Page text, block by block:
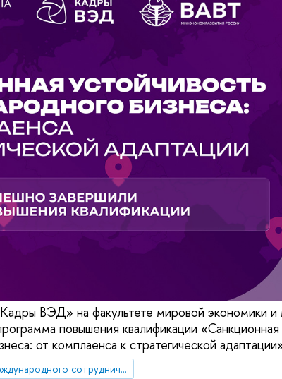
ВЭД» на факультете мировой экономики
повышения квалификации «Санкционная
от комплаенса к стратегической
Школа международного сотрудничества